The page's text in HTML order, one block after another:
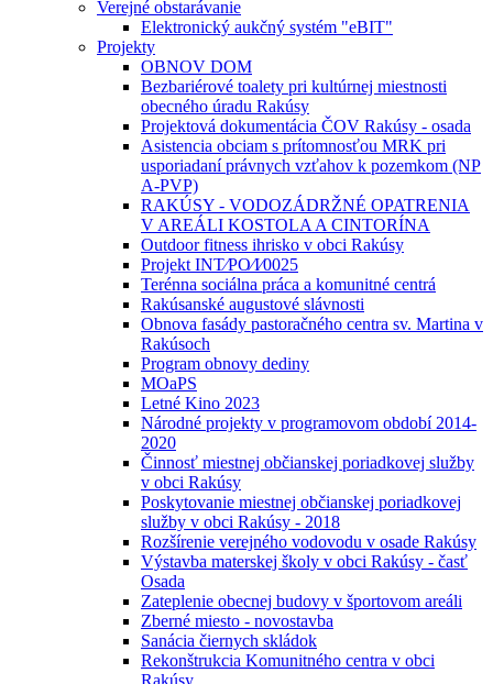
Verejné obstarávanie
Elektronický aukčný systém "eBIT"
Projekty
OBNOV DOM
Bezbariérové toalety pri kultúrnej miestnosti
obecného úradu Rakúsy
Projektová dokumentácia ČOV Rakúsy - osada
Asistencia obciam s prítomnosťou MRK pri
usporiadaní právnych vzťahov k pozemkom (NP
A-PVP)
RAKÚSY - VODOZÁDRŽNÉ OPATRENIA
V AREÁLI KOSTOLA A CINTORÍNA
Outdoor fitness ihrisko v obci Rakúsy
Projekt INT⁄PO⁄I⁄0025
Terénna sociálna práca a komunitné centrá
Rakúsanské augustové slávnosti
Obnova fasády pastoračného centra sv. Martina v
Rakúsoch
Program obnovy dediny
MOaPS
Letné Kino 2023
Národné projekty v programovom období 2014-
2020
Činnosť miestnej občianskej poriadkovej služby
v obci Rakúsy
Poskytovanie miestnej občianskej poriadkovej
služby v obci Rakúsy - 2018
Rozšírenie verejného vodovodu v osade Rakúsy
Výstavba materskej školy v obci Rakúsy - časť
Osada
Zateplenie obecnej budovy v športovom areáli
Zberné miesto - novostavba
Sanácia čiernych skládok
Rekonštrukcia Komunitného centra v obci
Rakúsy